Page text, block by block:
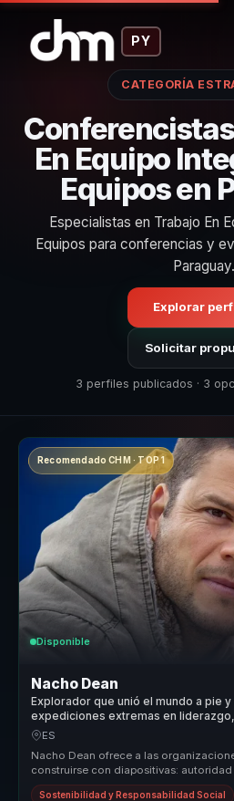
PY
CATEGORÍA
En Equipo
Equipos en
Especialistas en Trabajo En
Equipos para conferencias y
Paraguay.
Explorar
Solicitar
3 perfiles publicados · 3
Recomendado CHM · TOP 1
Disponible
Nacho Dean
Explorador que unió el mundo a pie
expediciones extremas en
compartido.
ES
Nacho Dean ofrece a las
construirse con diapositivas:
atravesado cambios reale...
Sostenibilidad y Responsabilidad Social